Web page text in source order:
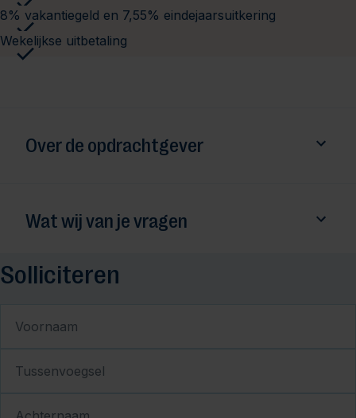
8% vakantiegeld en 7,55% eindejaarsuitkering
Wekelijkse uitbetaling
Over de opdrachtgever
Wat wij van je vragen
Solliciteren
Voornaam
Tussenvoegsel